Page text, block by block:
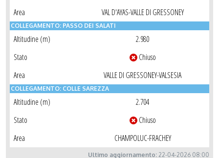
Area
VAL D'AYAS-VALLE DI GRESSONEY
COLLEGAMENTO: PASSO DEI SALATI
Altitudine (m)
2.980
Stato
Chiuso
Area
VALLE DI GRESSONEY-VALSESIA
COLLEGAMENTO: COLLE SAREZZA
Altitudine (m)
2.704
Stato
Chiuso
Area
CHAMPOLUC-FRACHEY
Ultimo aggiornamento: 22-04-2026 08:00